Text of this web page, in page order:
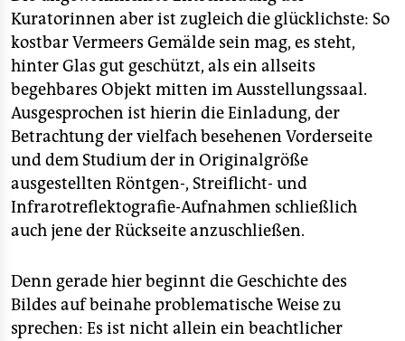
Kuratorinnen aber ist zugleich die glücklichste: So
kostbar Vermeers Gemälde sein mag, es steht,
hinter Glas gut geschützt, als ein allseits
begehbares Objekt mitten im Ausstellungssaal.
Ausgesprochen ist hierin die Einladung, der
Betrachtung der vielfach besehenen Vorderseite
und dem Studium der in Originalgröße
ausgestellten Röntgen-, Streiflicht- und
Infrarotreflektografie-Aufnahmen schließlich
auch jene der Rückseite anzuschließen.
Denn gerade hier beginnt die Geschichte des
Bildes auf beinahe problematische Weise zu
sprechen: Es ist nicht allein ein beachtlicher